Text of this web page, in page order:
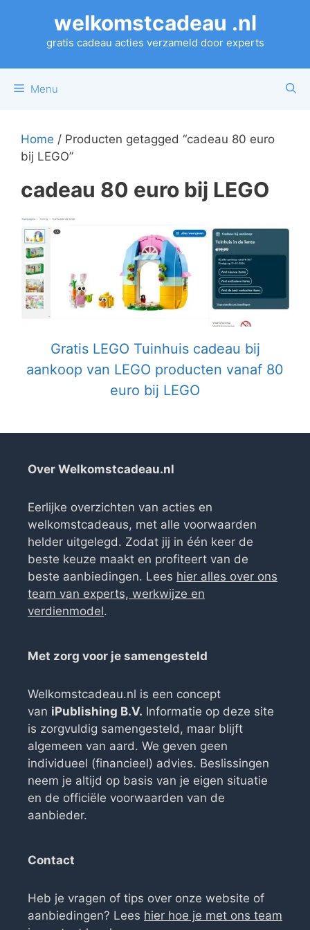
welkomstcadeau .nl
gratis cadeau acties verzameld door experts
Menu
Home / Producten getagged “cadeau 80 euro
bij LEGO”
cadeau 80 euro bij LEGO
Gratis LEGO Tuinhuis cadeau bij
aankoop van LEGO producten vanaf 80
euro bij LEGO
Over Welkomstcadeau.nl
Eerlijke overzichten van acties en
welkomstcadeaus, met alle voorwaarden
helder uitgelegd. Zodat jij in één keer de
beste keuze maakt en profiteert van de
beste aanbiedingen. Lees hier alles over ons
team van experts, werkwijze en
verdienmodel.
Met zorg voor je samengesteld
Welkomstcadeau.nl is een concept
van iPublishing B.V. Informatie op deze site
is zorgvuldig samengesteld, maar blijft
algemeen van aard. We geven geen
individueel (financieel) advies. Beslissingen
neem je altijd op basis van je eigen situatie
en de officiële voorwaarden van de
aanbieder.
Contact
Heb je vragen of tips over onze website of
aanbiedingen? Lees hier hoe je met ons team